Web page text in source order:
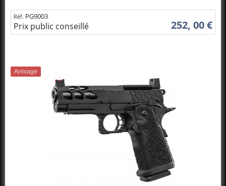
Réf. PG9003
Prix public conseillé 252, 00 €
Arrivage